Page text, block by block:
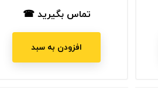
قیمت
تماس بگیرید ☎
افزودن به سبد